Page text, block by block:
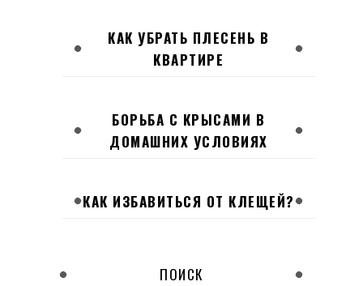
КАК УБРАТЬ ПЛЕСЕНЬ В
КВАРТИРЕ
БОРЬБА С КРЫСАМИ В
ДОМАШНИХ УСЛОВИЯХ
КАК ИЗБАВИТЬСЯ ОТ КЛЕЩЕЙ?
ПОИСК